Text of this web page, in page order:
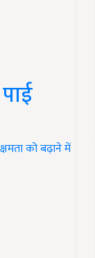
को बढ़ाने में